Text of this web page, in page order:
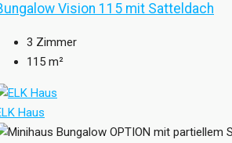
Vision 115 mit Satteldach
3 Zimmer
115 m²
Haus